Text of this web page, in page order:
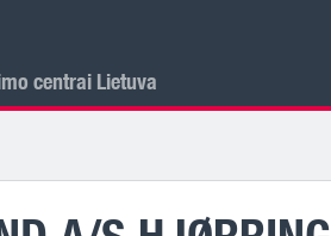
centrai Lietuva